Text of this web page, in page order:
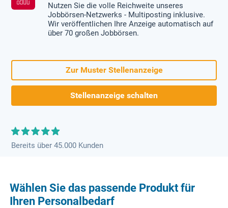
Nutzen Sie die volle Reichweite unseres
Jobbörsen-Netzwerks - Multiposting inklusive.
Wir veröffentlichen Ihre Anzeige automatisch auf
über 70 großen Jobbörsen.
Zur Muster Stellenanzeige
Stellenanzeige schalten
Bereits über 45.000 Kunden
Wählen Sie das passende Produkt für
Ihren Personalbedarf